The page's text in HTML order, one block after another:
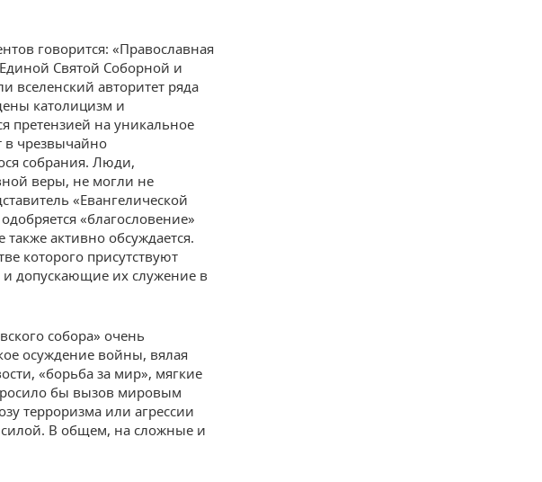
говорится: «Православная
Святой Соборной и
вселенский авторитет ряда
католицизм и
претензией на уникальное
в чрезвычайно
собрания. Люди,
веры, не могли не
«Евангелической
«благословение»
активно обсуждается.
которого присутствуют
допускающие их служение в
собора» очень
осуждение войны, вялая
«борьба за мир», мягкие
бы вызов мировым
терроризма или агрессии
В общем, на сложные и